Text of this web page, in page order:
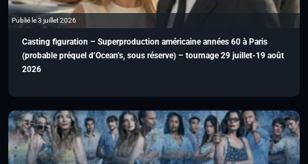
Publié le 3 juillet 2026
Casting figuration – Superproduction américaine années 60 à Paris
(probable préquel d’Ocean’s, sous réserve) – tournage 29 juillet-19 août
2026